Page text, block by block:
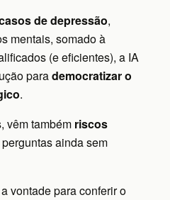
de depressão,
mentais, somado à
(e eficientes), a IA
parademocratizar o
.
vêm também riscos
ainda sem
vontade para conferir o